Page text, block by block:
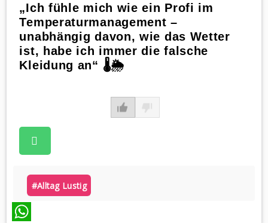
„Ich fühle mich wie ein Profi im
Temperaturmanagement –
unabhängig davon, wie das Wetter
ist, habe ich immer die falsche
Kleidung an“ 🌡️🌦️
#alltag Lustig